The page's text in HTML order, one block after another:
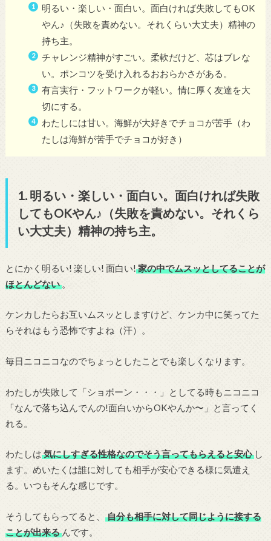
明るい・楽しい・面白い。面白ければ失敗してもOK
やん♪（失敗を責めない。それくらい大丈夫）精神の
持ち主。
チャレンジ精神がすごい。柔軟だけど、芯はブレな
い。ポンコツを受け入れるおおらかさがある。
有言実行・フットワークが軽い。情に厚く友達を大
切にする。
わたしには甘い。海鮮が大好きでチョコが苦手（わ
たしは海鮮が苦手でチョコが好き）
1. 明るい・楽しい・面白い。面白ければ失敗
してもOKやん♪（失敗を責めない。それくら
い大丈夫）精神の持ち主。
とにかく明るい! 楽しい! 面白い! 家の中でムスッとしてることが
ほとんどない。
ケンカしたらお互いムスッとしますけど、ケンカ中に笑ってた
らそれはもう恐怖ですよね（汗）。
毎日ニコニコなのでちょっとしたことでも楽しくなります。
わたしが失敗して「ショボーン・・・」としてる時もニコニコ
「なんで落ち込んでんの!面白いからOKやんか〜」と言ってく
れる。
わたしは 気にしすぎる性格なのでそう言ってもらえると安心し
ます。めいたくは誰に対しても相手が安心できる様に気遣え
る。いつもそんな感じです。
そうしてもらってると、
自分も相手に対して同じように接する
ことが出来るんです。